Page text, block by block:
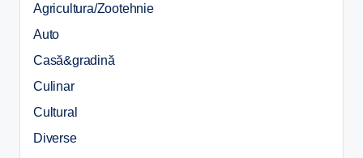
Agricultura/Zootehnie
Auto
Casă&gradină
Culinar
Cultural
Diverse